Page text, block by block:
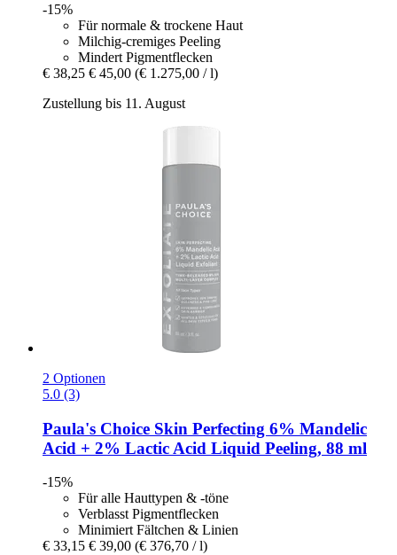
-15%
Für normale & trockene Haut
Milchig-cremiges Peeling
Mindert Pigmentflecken
€ 38,25 € 45,00 (€ 1.275,00 / l)
Zustellung bis 11. August
2 Optionen
5.0 (3)
Paula's Choice Skin Perfecting 6% Mandelic
Acid + 2% Lactic Acid Liquid Peeling, 88 ml
-15%
Für alle Hauttypen & -töne
Verblasst Pigmentflecken
Minimiert Fältchen & Linien
€ 33,15 € 39,00 (€ 376,70 / l)